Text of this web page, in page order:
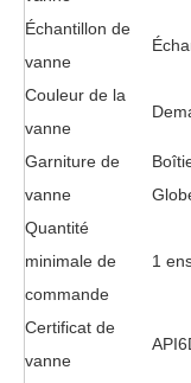
Échantillon de
vanne
Couleur de la
vanne
Garniture de
vanne
Quantité
minimale de
commande
1
Certificat de
vanne